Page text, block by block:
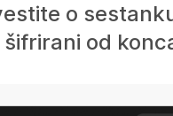
o
od